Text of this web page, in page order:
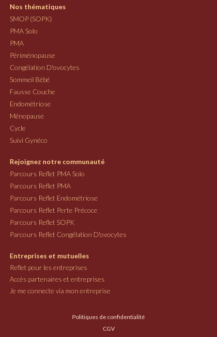
Nos thématiques
SMOP (SOPK)
PMA Solo
PMA
Périménopause
Congélation D'ovocytes
Sommeil Bébé
Fausse Couche
Endométriose
Ménopause
Cycle
Suivi Gynéco
Rejoignez notre communauté
Parcours Reflet PMA Solo
Parcours Reflet PMA
Parcours Reflet Endométriose
Parcours Reflet Perte Précoce
Parcours Reflet SOPK
Parcours Reflet Congélation D'ovocytes
Entreprises et mutuelles
Reflet pour les entreprises
Accès partenaires et entreprises
Je me connecte via mon entreprise
Politiques de confidentialité
CGV